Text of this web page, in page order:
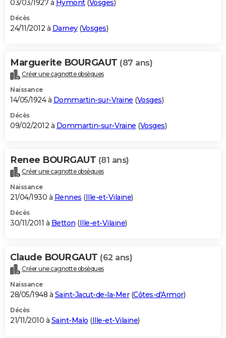
03/03/1927 à Hymont(Vosges)
Décès
24/11/2012 à Darney(Vosges)
Marguerite BOURGAUT (87 ans)
Créer une cagnotte obsèques
Naissance
14/05/1924 à Dommartin-sur-Vraine (Vosges)
Décès
09/02/2012 à Dommartin-sur-Vraine (Vosges)
Renee BOURGAUT (81 ans)
Créer une cagnotte obsèques
Naissance
21/04/1930 à Rennes (Ille-et-Vilaine)
Décès
30/11/2011 à Betton (Ille-et-Vilaine)
Claude BOURGAUT (62 ans)
Créer une cagnotte obsèques
Naissance
28/05/1948 à Saint-Jacut-de-la-Mer(Côtes-d'Armor)
Décès
21/11/2010 à Saint-Malo (Ille-et-Vilaine)